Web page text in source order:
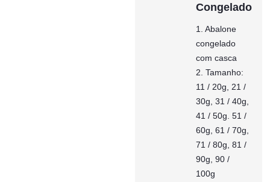
Congelado
1. Abalone
congelado
com casca
2. Tamanho:
11 / 20g, 21 /
30g, 31 / 40g,
41 / 50g. 51 /
60g, 61 / 70g,
71 / 80g, 81 /
90g, 90 /
100g